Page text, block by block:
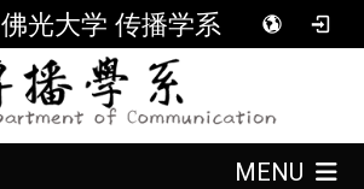
佛光大学 传播学系
MENU